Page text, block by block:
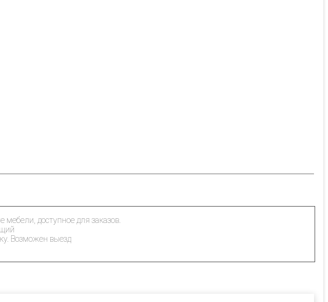
мебели, доступное для заказов.
Возможен выезд